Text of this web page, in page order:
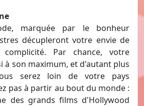
marquée par le bonheur
décupleront votre envie de
Par chance, votre
à son maximum, et d'autant plus
serez loin de votre pays
pas à partir au bout du monde :
des grands films d'Hollywood